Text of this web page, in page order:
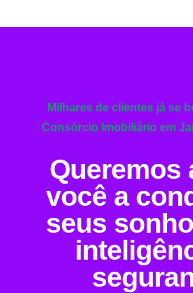
Milhares de clientes já se
Consórcio Imobiliário em
Queremos
você a
seus